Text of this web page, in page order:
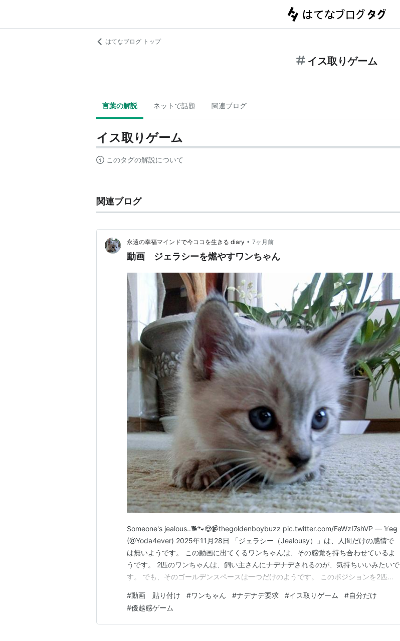
はてなブログ トップ
イス取りゲーム
言葉の解説 ネットで話題 関連ブログ
イス取りゲーム
このタグの解説について
関連ブログ
永遠の幸福マインドで今ココを生きる diary • 7ヶ月前
動画 ジェラシーを燃やすワンちゃん
Someone's jealous..🐕🐾😍📹thegoldenboybuzz pic.twitter.com/FeWzI7shVP — 𝕐o̴g̴
(@Yoda4ever) 2025年11月28日 「ジェラシー（Jealousy）」は、人間だけの感情で
は無いようです。 この動画に出てくるワンちゃんは、その感覚を持ち合わせているよ
うです。 2匹のワンちゃんは、飼い主さんにナデナデされるのが、気持ちいいみたいで
す。 でも、そのゴールデンスペースは一つだけのようです。 このポジションを2匹
れ同時に撫でてもらえるだろうとも…
#動画 貼り付け #ワンちゃん #ナデナデ要求 #イス取りゲーム #自分だけ
#優越感ゲーム